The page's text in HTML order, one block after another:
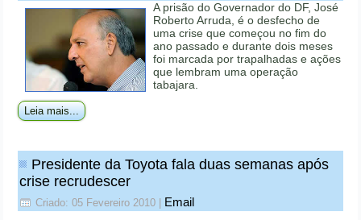
A prisão do Governador do DF, José
Roberto Arruda, é o desfecho de
uma crise que começou no fim do
ano passado e durante dois meses
foi marcada por trapalhadas e ações
que lembram uma operação
tabajara.
Leia mais...
Presidente da Toyota fala duas semanas após
crise recrudescer
Criado: 05 Fevereiro 2010 Email